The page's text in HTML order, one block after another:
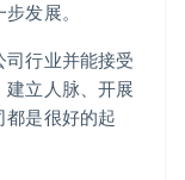
发展。
行业并能接受
立人脉、开展
是很好的起